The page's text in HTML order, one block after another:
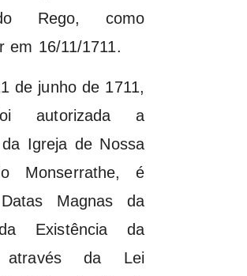
Rego, como
em 16/11/1711.
de junho de 1711,
autorizada a
Igreja de Nossa
Monserrathe, é
Magnas da
Existência da
através da Lei